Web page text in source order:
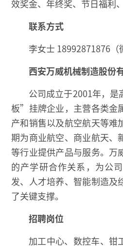
效奖金、年终奖、节日福利
联系方式
李女士 18992871876（
西安万威机械制造股份
公司成立于2001年，
板”挂牌企业，主营各类金
产和销售以及航空航天等难
期为商业航空、商业航天、
等行业提供产品与服务。万
的产学研合作关系，为公
发、人才培养、智能制造及
了关键支撑。
招聘岗位
加工中心、数控车、钳